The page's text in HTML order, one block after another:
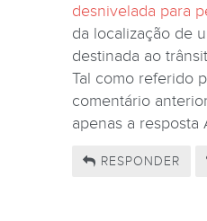
desnivelada para
da localização de
destinada ao
Tal como referido
comentário
apenas a resposta
RESPONDER